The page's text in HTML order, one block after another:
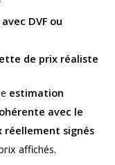
DVF ou
de prix réaliste
estimation
avec le
réellement signés
affichés.